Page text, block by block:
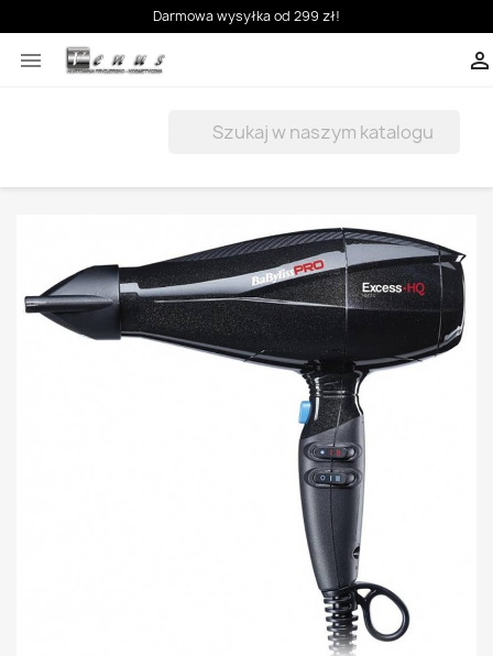
Darmowa wysyłka od 299 zł!
 